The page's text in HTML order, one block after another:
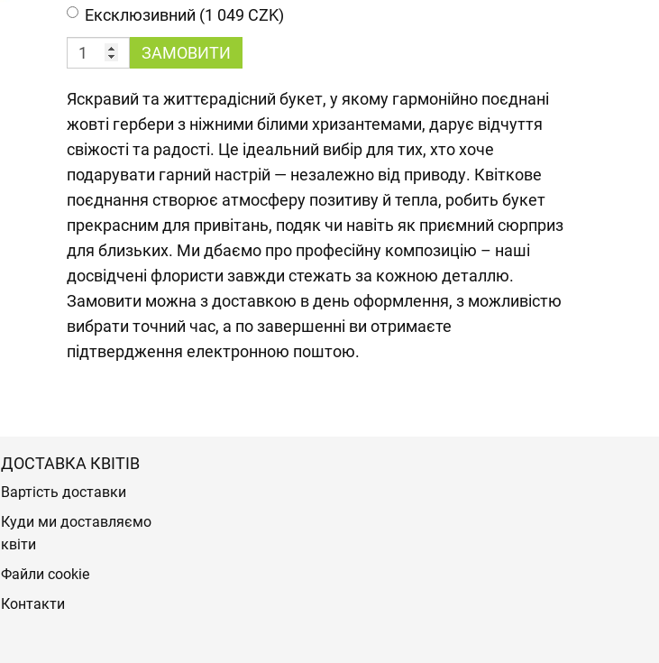
Ексклюзивний (1 049 CZK)
ЗАМОВИТИ
Яскравий та життєрадісний букет, у якому гармонійно поєднані
жовті гербери з ніжними білими хризантемами, дарує відчуття
свіжості та радості. Це ідеальний вибір для тих, хто хоче
подарувати гарний настрій — незалежно від приводу. Квіткове
поєднання створює атмосферу позитиву й тепла, робить букет
прекрасним для привітань, подяк чи навіть як приємний сюрприз
для близьких. Ми дбаємо про професійну композицію – наші
досвідчені флористи завжди стежать за кожною деталлю.
Замовити можна з доставкою в день оформлення, з можливістю
вибрати точний час, а по завершенні ви отримаєте
підтвердження електронною поштою.
ДОСТАВКА КВІТІВ
Вартість доставки
Куди ми доставляємо
квіти
Файли cookie
Контакти